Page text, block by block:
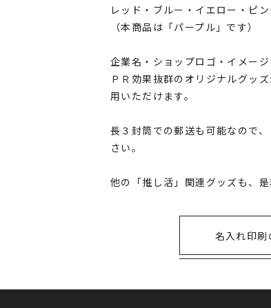
レッド・ブルー・イエロー・ピ
（本商品は「パープル」です）
企業名・ショップロゴ・イメー
ＰＲ効果抜群のオリジナルグッ
用いただけます。
長３封筒での郵送も可能なので
さい。
他の「推し活」関連グッズも、
名入れ印刷